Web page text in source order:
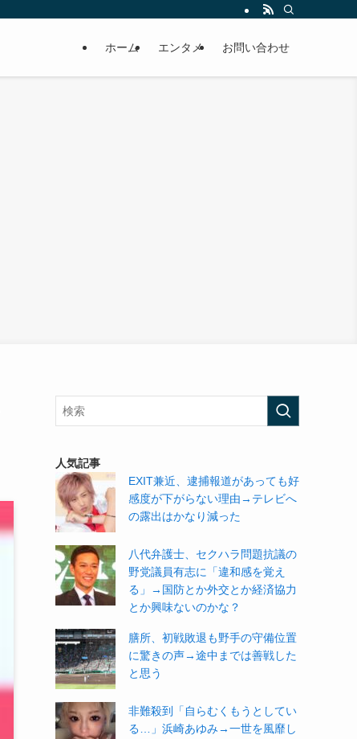
ホーム エンタメ お問い合わせ
人気記事
EXIT兼近、逮捕報道があっても好
感度が下がらない理由→テレビへ
の露出はかなり減った
八代弁護士、セクハラ問題抗議の
野党議員有志に「違和感を覚え
る」→国防とか外交とか経済協力
とか興味ないのかな？
膳所、初戦敗退も野手の守備位置
に驚きの声→途中までは善戦した
と思う
非難殺到「自らむくもうとしてい
る…」浜崎あゆみ→一世を風靡し